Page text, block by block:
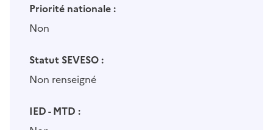
Priorité nationale :
Non
Statut SEVESO :
Non renseigné
IED - MTD :